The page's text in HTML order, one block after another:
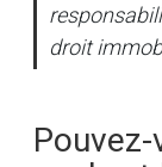
droit